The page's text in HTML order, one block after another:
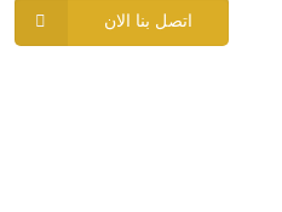
اتصل بنا الان